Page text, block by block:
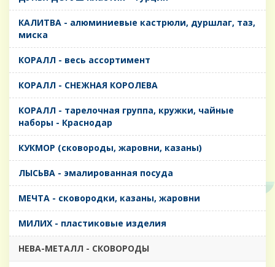
КАЛИТВА - алюминиевые кастрюли, дуршлаг, таз,
миска
КОРАЛЛ - весь ассортимент
КОРАЛЛ - СНЕЖНАЯ КОРОЛЕВА
КОРАЛЛ - тарелочная группа, кружки, чайные
наборы - Краснодар
КУКМОР (сковороды, жаровни, казаны)
ЛЫСЬВА - эмалированная посуда
МЕЧТА - сковородки, казаны, жаровни
МИЛИХ - пластиковые изделия
НЕВА-МЕТАЛЛ - СКОВОРОДЫ